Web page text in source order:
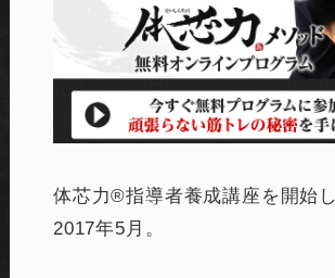
体芯力®︎指導者養成講座を開始
2017年5月。